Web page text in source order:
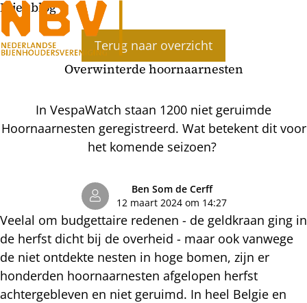
Bijenblog
Terug naar overzicht
Overwinterde hoornaarnesten
In VespaWatch staan 1200 niet geruimde
Hoornaarnesten geregistreerd. Wat betekent dit voor
het komende seizoen?
Ben Som de Cerff
12 maart 2024 om 14:27
Veelal om budgettaire redenen - de geldkraan ging in
de herfst dicht bij de overheid - maar ook vanwege
de niet ontdekte nesten in hoge bomen, zijn er
honderden hoornaarnesten afgelopen herfst
achtergebleven en niet geruimd. In heel Belgie en